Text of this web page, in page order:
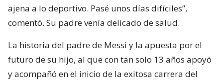
ajena a lo deportivo. Pasé unos días difíciles”,
comentó. Su padre venía delicado de salud.
La historia del padre de Messi y la apuesta por el
futuro de su hijo, al que con tan solo 13 años apoyó
y acompañó en el inicio de la exitosa carrera del